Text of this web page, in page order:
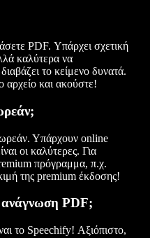
PDF. Υπάρχει σχετική
καλύτερα να
το κείμενο δυνατά.
και ακούστε!
Υπάρχουν online
οι καλύτερες. Για
πρόγραμμα, π.χ.
της premium έκδοσης!
ανάγνωση PDF;
το Speechify! Αξιόπιστο,